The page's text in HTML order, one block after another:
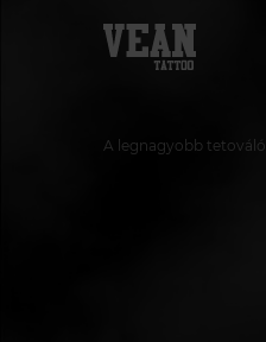
A legnagyobb